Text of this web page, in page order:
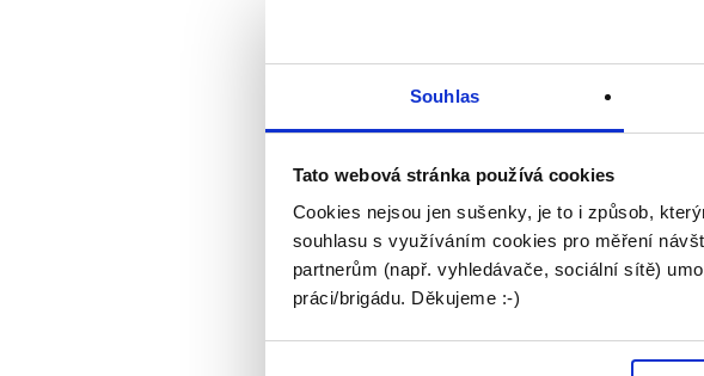
Souhlas
Tato webová stránka používá cookies
Cookies nejsou jen sušenky, je to i způsob,
souhlasu s využíváním cookies pro měření
partnerům (např. vyhledávače, sociální sítě)
práci/brigádu. Děkujeme :-)